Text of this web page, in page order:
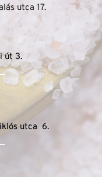
utca  6.
utca 17.
út 3.